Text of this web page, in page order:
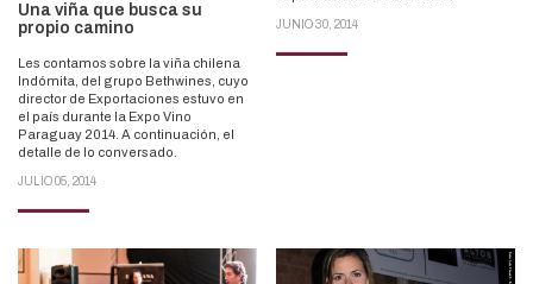
Una viña que busca su
propio camino
Les contamos sobre la viña chilena
Indómita, del grupo Bethwines, cuyo
director de Exportaciones estuvo en
el país durante la Expo Vino
Paraguay 2014. A continuación, el
detalle de lo conversado.
JULIO 05, 2014
JUNIO 30, 2014